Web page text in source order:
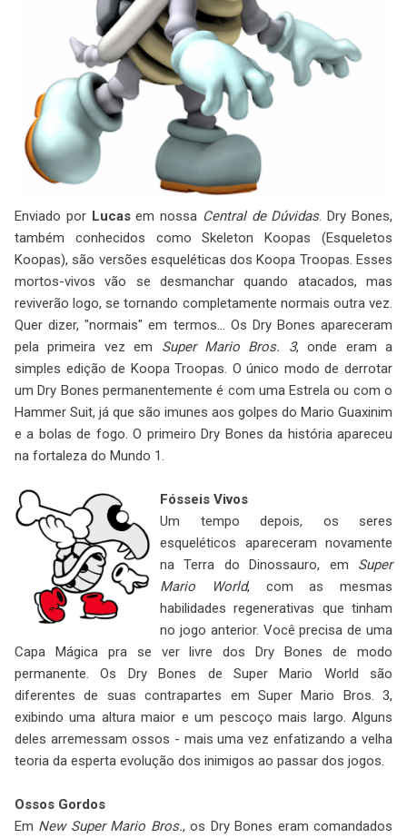
Enviado por Lucasem nossa Central de Dúvidas. Dry Bones,
também conhecidos como Skeleton Koopas (Esqueletos
Koopas), são versões esqueléticas dos Koopa Troopas. Esses
mortos-vivos vão se desmanchar quando atacados, mas
reviverão logo, se tornando completamente normais outra vez.
Quer dizer, "normais" em termos... Os Dry Bones apareceram
pela primeira vez em Super Mario Bros. 3, onde eram a
simples edição de Koopa Troopas. O único modo de derrotar
um Dry Bones permanentemente é com uma Estrela ou com o
Hammer Suit, já que são imunes aos golpes do Mario Guaxinim
e a bolas de fogo. O primeiro Dry Bones da história apareceu
na fortaleza do Mundo 1.
Fósseis Vivos
Um tempo depois, os seres
esqueléticos apareceram novamente
na Terra do Dinossauro, em Super
Mario World, com as mesmas
habilidades regenerativas que tinham
no jogo anterior. Você precisa de uma
Capa Mágica pra se ver livre dos Dry Bones de modo
permanente. Os Dry Bones de Super Mario World são
diferentes de suas contrapartes em Super Mario Bros. 3,
exibindo uma altura maior e um pescoço mais largo. Alguns
deles arremessam ossos - mais uma vez enfatizando a velha
teoria da esperta evolução dos inimigos ao passar dos jogos.
Ossos Gordos
Em New Super Mario Bros., os Dry Bones eram comandados